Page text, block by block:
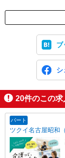
ブ
シ
20件のこの求
パート
ツクイ名古屋昭和